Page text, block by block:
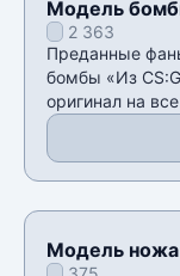
Модель
2 363
Преданные
бомбы «Из
оригинал на
Модель ножа